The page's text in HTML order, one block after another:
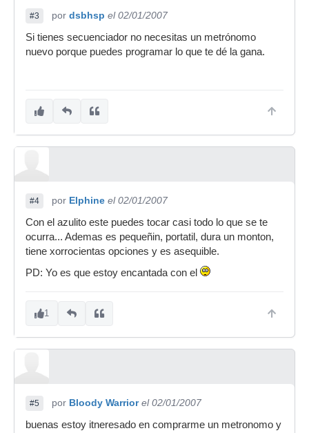
#3 por dsbhsp el 02/01/2007
Si tienes secuenciador no necesitas un metrónomo
nuevo porque puedes programar lo que te dé la gana.
#4 por Elphine el 02/01/2007
Con el azulito este puedes tocar casi todo lo que se te
ocurra... Ademas es pequeñin, portatil, dura un monton,
tiene xorrocientas opciones y es asequible.
PD: Yo es que estoy encantada con el
1
#5 por Bloody Warrior el 02/01/2007
buenas estoy itneresado en comprarme un metronomo y